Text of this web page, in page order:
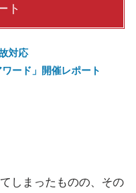
ト
対応
ード」開催レポート
しまったものの、その